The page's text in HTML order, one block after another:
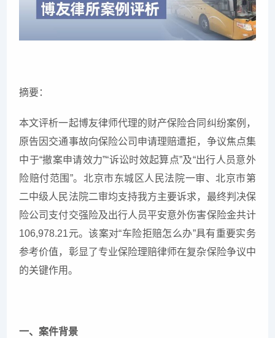
摘要：
本文评析一起博友律师代理的财产保险合同纠纷案例，
原告因交通事故向保险公司申请理赔遭拒，争议焦点集
中于“撤案申请效力”“诉讼时效起算点”及“出行人员意外
险赔付范围”。北京市东城区人民法院一审、北京市第
二中级人民法院二审均支持我方主要诉求，最终判决保
险公司支付交强险及出行人员平安意外伤害保险金共计
106,978.21元。该案对“车险拒赔怎么办”具有重要实务
参考价值，彰显了专业保险理赔律师在复杂保险争议中
的关键作用。
一、案件背景